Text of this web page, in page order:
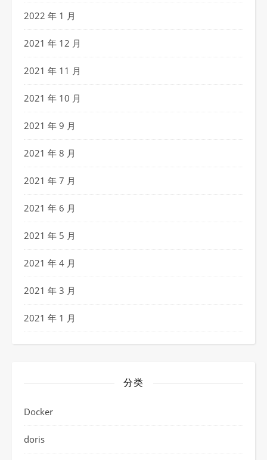
2022 年 1 月
2021 年 12 月
2021 年 11 月
2021 年 10 月
2021 年 9 月
2021 年 8 月
2021 年 7 月
2021 年 6 月
2021 年 5 月
2021 年 4 月
2021 年 3 月
2021 年 1 月
分类
Docker
doris